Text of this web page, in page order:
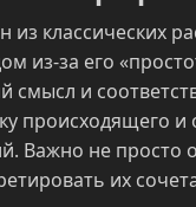
из классических
из-за его
смысл и
происходящего и
Важно не
их